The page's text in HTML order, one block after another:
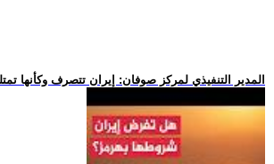
.. المدير التنفيذي لمركز صوفان: إيران تتصرف وكأنها